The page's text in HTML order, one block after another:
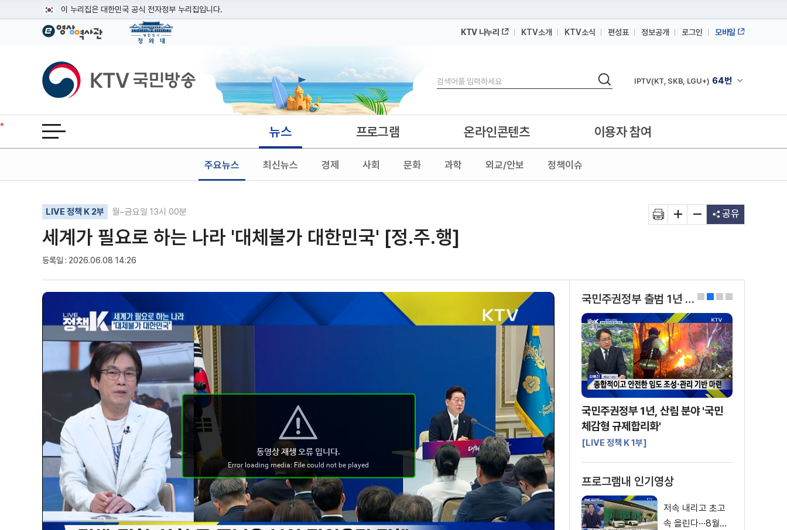
이 누리집은 대한민국 공식 전자정부 누리집입니다.
공식 누리집 주소 확인하기
이밖에 or.kr 또는 .kr등 다른 도메인 주소를 사용하고 있다면 아래 URL에서 도메인 주소를 확인해 보세요
운영중인 공식 누리집보기
KTV 나누리 KTV소개 KTV소식 편성표 정보공개 로그인 모바일
KTV국민방송
검색
검색 채널안내 펼쳐
IPTV(KT, SKB, LGU+) 64번
전체메뉴 열기 뉴스
주요뉴스 최신뉴스 경제 사회 문화 과학 외교/안보 정책이슈
프로그램 온라인콘텐츠 이용자 참여
LIVE 정책 K 2부 월~금요일 13시 00분
세계가 필요로 하는 나라 '대체불가 대한민국' [정.주.행]
등록일 : 2026.06.08 14:26
기사인쇄
글자확대
글자축소 공유
국민주권정부 출범 1년 국정성과 0
1
2
3
국민주권정부 1년, 산림 분야 '국민
체감형 규제합리화'
[LIVE 정책 K 1부]
프로그램내 인기영상
저속 내리고 초고
속 올린다···8월부